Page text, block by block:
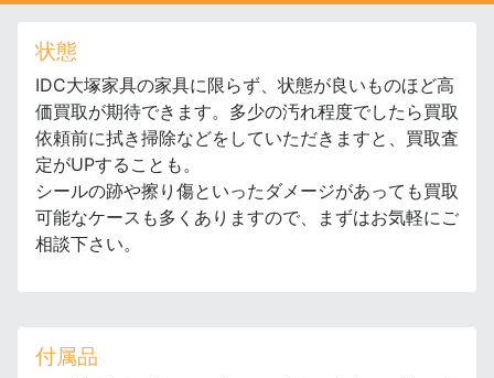
状態
IDC大塚家具の家具に限らず、状態が良いものほど高
価買取が期待できます。多少の汚れ程度でしたら買取
依頼前に拭き掃除などをしていただきますと、買取査
定がUPすることも。
シールの跡や擦り傷といったダメージがあっても買取
可能なケースも多くありますので、まずはお気軽にご
相談下さい。
付属品